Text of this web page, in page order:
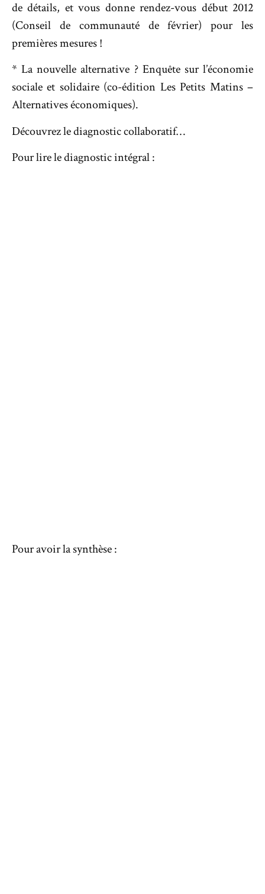
de détails, et vous donne rendez-vous début 2012
(Conseil de communauté de février) pour les
premières mesures !
* La nouvelle alternative ? Enquête sur l’économie
sociale et solidaire (co-édition Les Petits Matins –
Alternatives économiques).
Découvrez le diagnostic collaboratif…
Pour lire le diagnostic intégral :
Pour avoir la synthèse :